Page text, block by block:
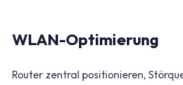
WLAN-Optimierung
Router zentral positionieren,